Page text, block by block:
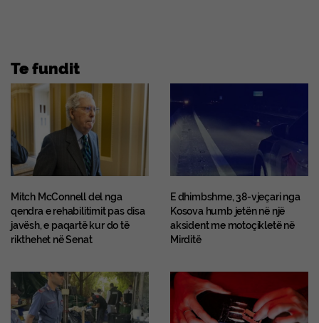
Te fundit
Mitch McConnell del nga
qendra e rehabilitimit pas disa
javësh, e paqartë kur do të
rikthehet në Senat
E dhimbshme, 38-vjeçari nga
Kosova humb jetën në një
aksident me motoçikletë në
Mirditë